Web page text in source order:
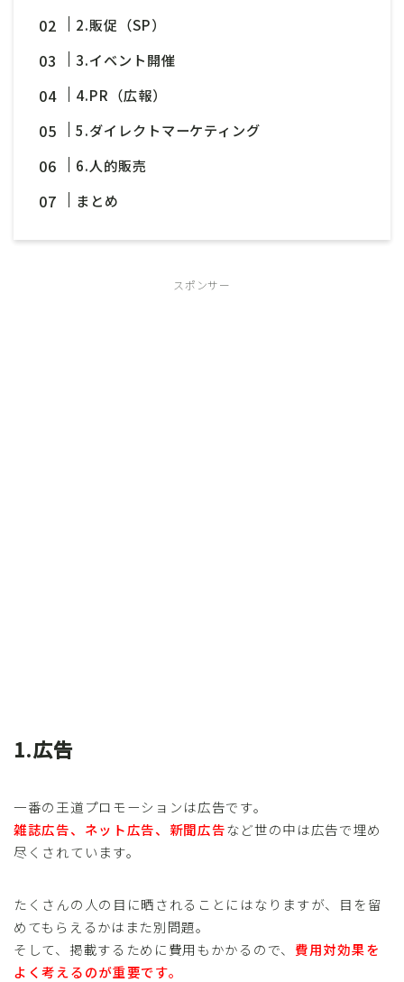
2.販促（SP）
3.イベント開催
4.PR（広報）
5.ダイレクトマーケティング
6.人的販売
まとめ
スポンサー
1.広告
一番の王道プロモーションは広告です。
雑誌広告、ネット広告、新聞広告など世の中は広告で埋め
尽くされています。
たくさんの人の目に晒されることにはなりますが、目を留
めてもらえるかはまた別問題。
そして、掲載するために費用もかかるので、 費用対効果を
よく考えるのが重要です。